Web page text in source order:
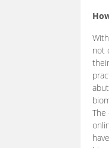
not
The